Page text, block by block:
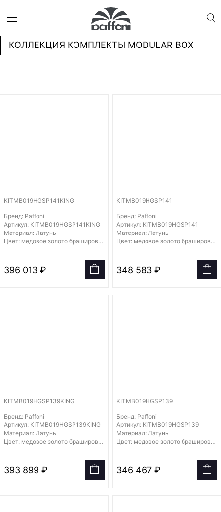
КОЛЛЕКЦИЯ КОМПЛЕКТЫ MODULAR BOX
KITMB019HGSP141KING
Бренд: Paffoni
Артикул: KITMB019HGSP141KING
Материал: Латунь
Цвет: медовое золото брашированное
396 013 ₽
KITMB019HGSP141
Бренд: Paffoni
Артикул: KITMB019HGSP141
Материал: Латунь
Цвет: медовое золото брашированное
348 583 ₽
KITMB019HGSP139KING
Бренд: Paffoni
Артикул: KITMB019HGSP139KING
Материал: Латунь
Цвет: медовое золото брашированное
393 899 ₽
KITMB019HGSP139
Бренд: Paffoni
Артикул: KITMB019HGSP139
Материал: Латунь
Цвет: медовое золото брашированное
346 467 ₽